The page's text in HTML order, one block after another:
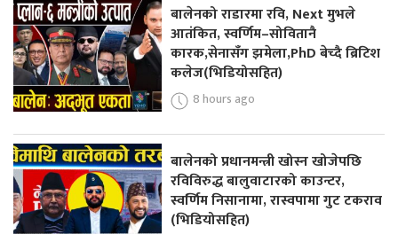
बालेनको राडारमा रवि, Next मुभले
आतंकित, स्वर्णिम–सोवितानै
कारक,सेनासँग झमेला,PhD बेच्दै ब्रिटिश
कलेज(भिडियोसहित)
8 hours ago
बालेनको प्रधानमन्त्री खोस्न खोजेपछि
रविविरुद्ध बालुवाटारको काउन्टर,
स्वर्णिम निसानामा, रास्वपामा गुट टकराव
(भिडियोसहित)